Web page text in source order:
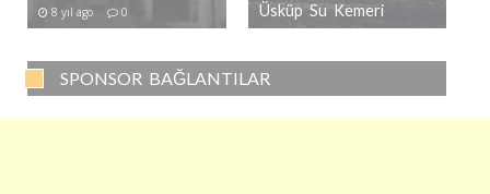
8 yıl ago 0 Üsküp Su Kemeri
SPONSOR BAĞLANTILAR